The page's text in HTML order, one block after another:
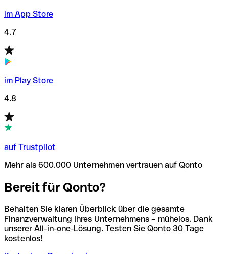
im App Store
4.7
im Play Store
4.8
auf Trustpilot
Mehr als 600.000 Unternehmen vertrauen auf Qonto
Bereit für Qonto?
Behalten Sie klaren Überblick über die gesamte
Finanzverwaltung Ihres Unternehmens – mühelos. Dank
unserer All-in-one-Lösung. Testen Sie Qonto 30 Tage
kostenlos!